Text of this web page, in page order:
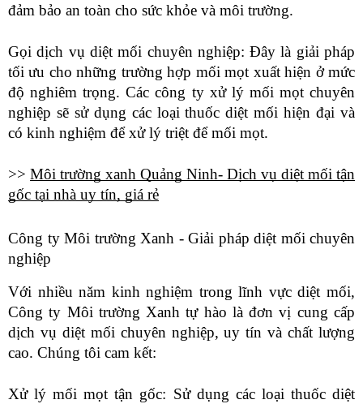
đảm bảo an toàn cho sức khỏe và môi trường.
Gọi dịch vụ diệt mối chuyên nghiệp: Đây là giải pháp
tối ưu cho những trường hợp mối mọt xuất hiện ở mức
độ nghiêm trọng. Các công ty xử lý mối mọt chuyên
nghiệp sẽ sử dụng các loại thuốc diệt mối hiện đại và
có kinh nghiệm để xử lý triệt để mối mọt.
>> Môi trường xanh Quảng Ninh- Dịch vụ diệt mối tận
gốc tại nhà uy tín, giá rẻ
Công ty Môi trường Xanh - Giải pháp diệt mối chuyên
nghiệp
Với nhiều năm kinh nghiệm trong lĩnh vực diệt mối,
Công ty Môi trường Xanh tự hào là đơn vị cung cấp
dịch vụ diệt mối chuyên nghiệp, uy tín và chất lượng
cao. Chúng tôi cam kết:
Xử lý mối mọt tận gốc: Sử dụng các loại thuốc diệt